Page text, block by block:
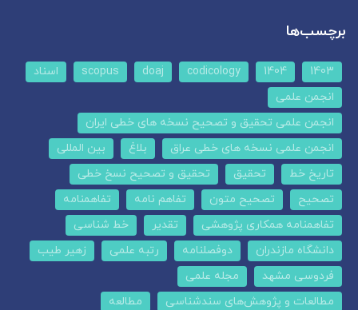
برچسب‌ها
1403
1404
codicology
doaj
scopus
اسناد
انجمن علمی
انجمن علمی تحقیق و تصحیح نسخه های خطی ایران
انجمن علمی نسخه های خطی عراق
بلاغ
بین المللی
تاریخ خط
تحقیق
تحقیق و تصحیح نسخ خطی
تصحیح
تصحیح متون تفاهم نامه
تفاهمنامه
تفاهمنامه همکاری پژوهشی
تقدیر
خط شناسی
دانشگاه مازندران
دوفصلنامه رتبه علمی
زهیر طیب
فردوسی مشهد
مجله علمی
مطالعات و پژوهش‌های سندشناسی
مطالعه